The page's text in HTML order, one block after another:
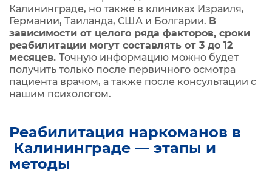
Калининграде, но также в клиниках Израиля,
Германии, Таиланда, США и Болгарии. В
зависимости от целого ряда факторов, сроки
реабилитации могут составлять от 3 до 12
месяцев. Точную информацию можно будет
получить только после первичного осмотра
пациента врачом, а также после консультации с
нашим психологом.
Реабилитация наркоманов в
Калининграде — этапы и
методы